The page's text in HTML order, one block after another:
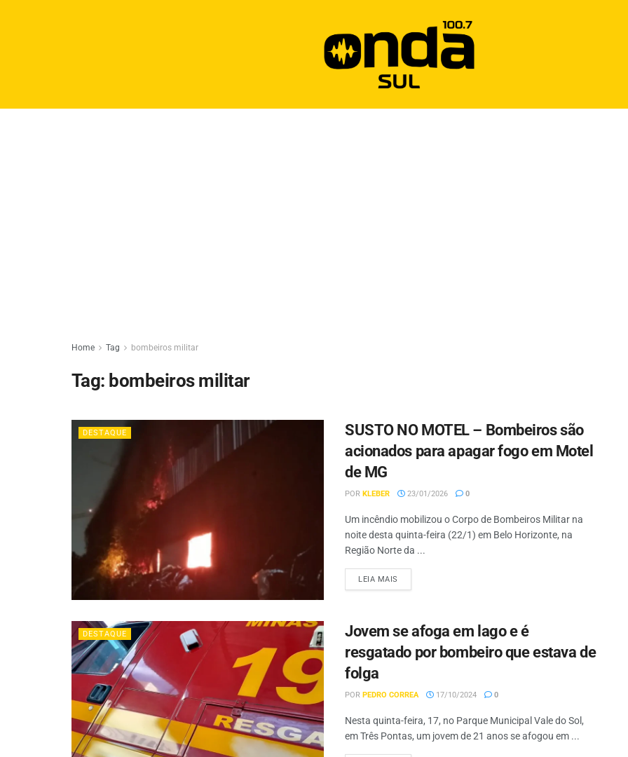
Home Tag bombeiros militar
Tag: bombeiros militar
DESTAQUE
SUSTO NO MOTEL – Bombeiros são
acionados para apagar fogo em Motel
de MG
POR KLEBER 23/01/2026 0
Um incêndio mobilizou o Corpo de Bombeiros Militar na
noite desta quinta-feira (22/1) em Belo Horizonte, na
Região Norte da ...
LEIA MAIS
DESTAQUE
Jovem se afoga em lago e é
resgatado por bombeiro que estava de
folga
POR PEDRO CORREA 17/10/2024 0
Nesta quinta-feira, 17, no Parque Municipal Vale do Sol,
em Três Pontas, um jovem de 21 anos se afogou em ...